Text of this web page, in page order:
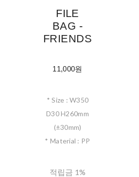
FILE
BAG -
FRIENDS
11,000원
* Size : W350
D30 H260mm
(±30mm)
* Material : PP
적립금 1%